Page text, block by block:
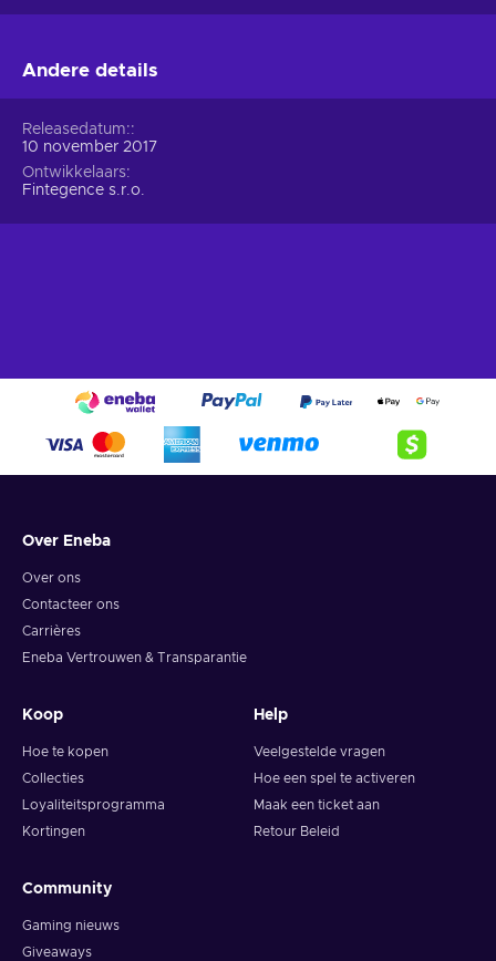
Andere details
Releasedatum:
10 november 2017
Ontwikkelaars
Fintegence s.r.o.
Over Eneba
Over ons
Contacteer ons
Carrières
Eneba Vertrouwen & Transparantie
Koop
Hoe te kopen
Collecties
Loyaliteitsprogramma
Kortingen
Help
Veelgestelde vragen
Hoe een spel te activeren
Maak een ticket aan
Retour Beleid
Community
Gaming nieuws
Giveaways